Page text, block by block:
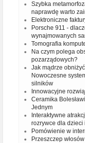
Szybka
naprawdę warto
Elektroniczne
Porsche 911 -
wynajmowanych
Tomografia
Na czym polega
pozarządowych?
Jak mądrze
Nowoczesne
silników
Innowacyjne
Ceramika
Jednym
Interaktywne
rozrywce dla dzieci
Pomówienie w
Przeszczep